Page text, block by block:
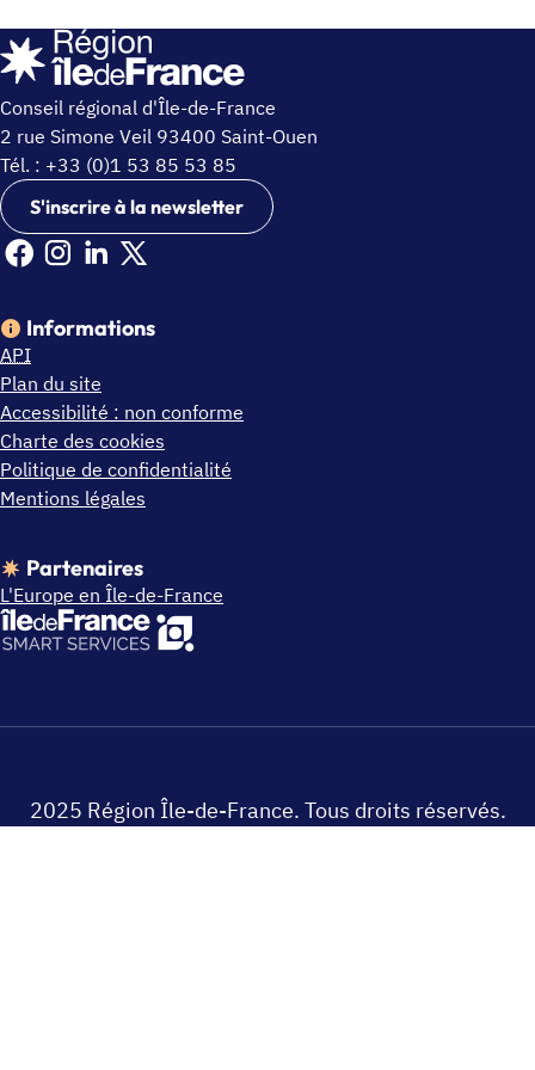
Conseil régional d'Île-de-France
2 rue Simone Veil 93400 Saint-Ouen
Tél. : +33 (0)1 53 85 53 85
S'inscrire à la newsletter
Facebook Ile de France (nouvelle fenêtre)
Instagram Ile de France (nouvelle fenêtre)
Linkedin Ile de France (nouvelle fenêtre)
X Ile de France (nouvelle fenêtre)
Informations
API
Plan du site
Accessibilité : non conforme
Charte des cookies
Politique de confidentialité
Mentions légales
Partenaires
L'Europe en Île-de-France
2025 Région Île-de-France. Tous droits réservés.